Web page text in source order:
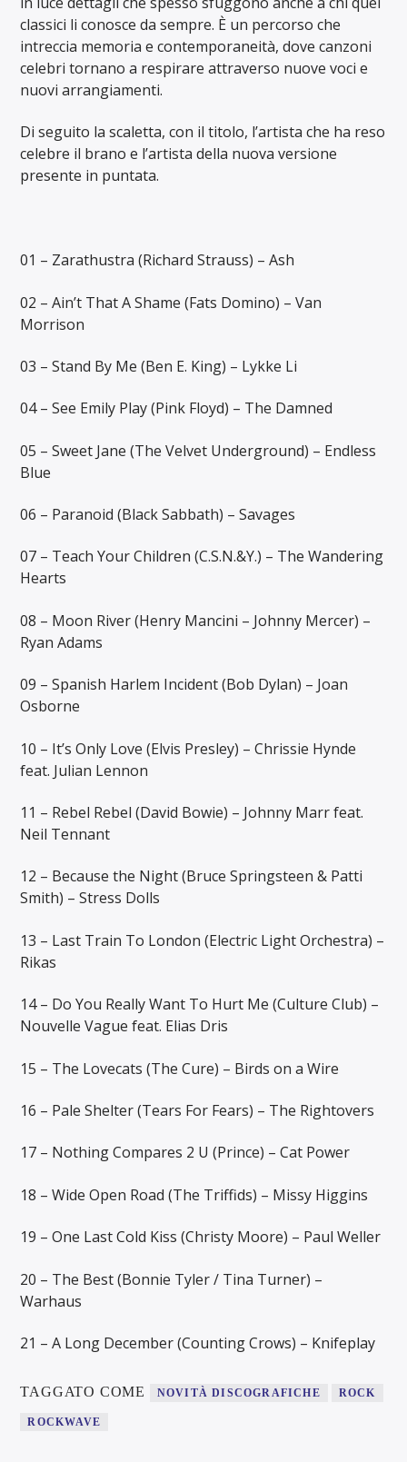
classici li conosce da sempre. È un percorso che
intreccia memoria e contemporaneità, dove canzoni
celebri tornano a respirare attraverso nuove voci e
nuovi arrangiamenti.
Di seguito la scaletta, con il titolo, l’artista che ha reso
celebre il brano e l’artista della nuova versione
presente in puntata.
01 – Zarathustra (Richard Strauss) – Ash
02 – Ain’t That A Shame (Fats Domino) – Van
Morrison
03 – Stand By Me (Ben E. King) – Lykke Li
04 – See Emily Play (Pink Floyd) – The Damned
05 – Sweet Jane (The Velvet Underground) – Endless
Blue
06 – Paranoid (Black Sabbath) – Savages
07 – Teach Your Children (C.S.N.&Y.) – The Wandering
Hearts
08 – Moon River (Henry Mancini – Johnny Mercer) –
Ryan Adams
09 – Spanish Harlem Incident (Bob Dylan) – Joan
Osborne
10 – It’s Only Love (Elvis Presley) – Chrissie Hynde
feat. Julian Lennon
11 – Rebel Rebel (David Bowie) – Johnny Marr feat.
Neil Tennant
12 – Because the Night (Bruce Springsteen & Patti
Smith) – Stress Dolls
13 – Last Train To London (Electric Light Orchestra) –
Rikas
14 – Do You Really Want To Hurt Me (Culture Club) –
Nouvelle Vague feat. Elias Dris
15 – The Lovecats (The Cure) – Birds on a Wire
16 – Pale Shelter (Tears For Fears) – The Rightovers
17 – Nothing Compares 2 U (Prince) – Cat Power
18 – Wide Open Road (The Triffids) – Missy Higgins
19 – One Last Cold Kiss (Christy Moore) – Paul Weller
20 – The Best (Bonnie Tyler / Tina Turner) –
Warhaus
21 – A Long December (Counting Crows) – Knifeplay
TAGGATO COME NOVITÀ DISCOGRAFICHE ROCK
ROCKWAVE